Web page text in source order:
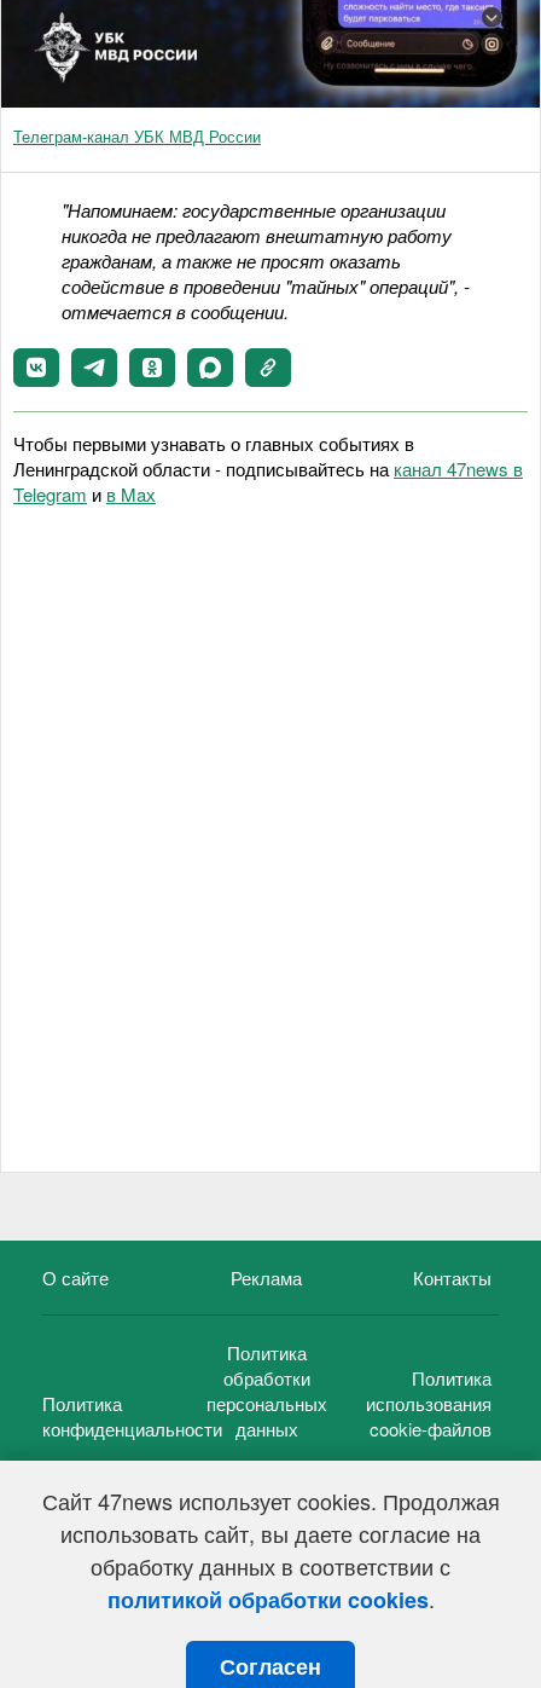
Сайт 47news использует cookies. Продолжая
использовать сайт, вы даете согласие на
обработку данных в соответствии с
политикой обработки cookies.
Согласен
Телеграм-канал УБК МВД России
"Напоминаем: государственные организации
никогда не предлагают внештатную работу
гражданам, а также не просят оказать
содействие в проведении "тайных" операций", -
отмечается в сообщении.
Чтобы первыми узнавать о главных событиях в
Ленинградской области - подписывайтесь на канал 47news в
Telegram и в Maх
О сайте Реклама Контакты
Политика
конфиденциальности
Политика
обработки
персональных
данных
Политика
использования
cookie-файлов
47 новостей (47 news)2005 — 2026 г.
Свидетельство о регистрации СМИ Эл № ФС 77-39848, выдано
Федеральной службой по надзору в сфере связи,
информационных технологий и массовых коммуникаций